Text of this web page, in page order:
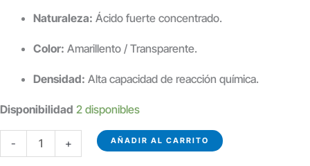
Naturaleza: Ácido fuerte concentrado.
Color: Amarillento / Transparente.
Densidad: Alta capacidad de reacción química.
Disponibilidad 2 disponibles
-
DESINCRUSTANTE
+ AÑADIR AL CARRITO